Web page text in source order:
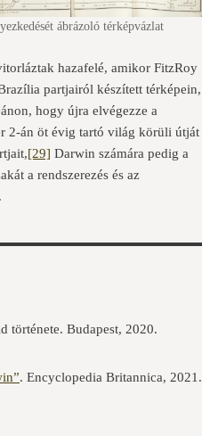
ábrázoló térképvázlat
hazafelé, amikor FitzRoy
partjairól készített térképein,
hogy újra elvégezze a
2-án öt évig tartó világ körüli útját
[29] Darwin számára pedig a
a rendszerezés és az
története. Budapest, 2020.
. Encyclopedia Britannica, 2021.